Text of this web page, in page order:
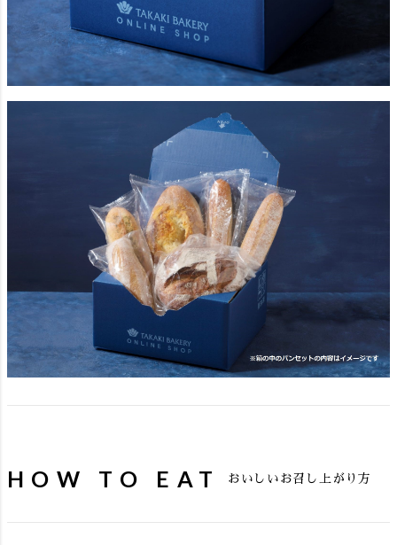
HOW TO EAT おいしいお召し上がり方